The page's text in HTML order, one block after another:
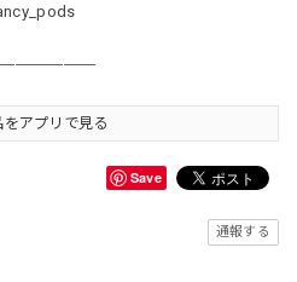
をアプリで見る
Save
通報する